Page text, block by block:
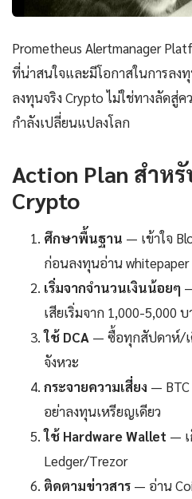
Prometheus Alertmanager
ที่น่าสนใจและมีโอกาสในการล
ลงทุนจริง Crypto ไม่ใช่ทางลัดสู่
กำลังเปลี่ยนแปลงโลก
Action Plan สำห
Crypto
ศึกษาพื้นฐาน — เข้าใจ
ก่อนลงทุนอ่าน
เริ่มจากจำนวนเงินน้อยๆ
เสียเริ่มจาก 1,000-5,000
ใช้ DCA — ซื้อทุกสัปดาห์/เ
จังหวะ
กระจายความเสี่ยง —
อย่าลงทุนเหรียญเดียว
ใช้ Hardware Wallet —
Ledger/Trezor
ติดตามข่าวสาร — อ่าน